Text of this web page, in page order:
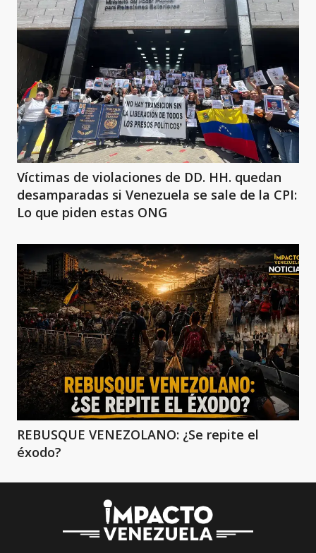
Víctimas de violaciones de DD. HH. quedan
desamparadas si Venezuela se sale de la CPI:
Lo que piden estas ONG
REBUSQUE VENEZOLANO: ¿Se repite el
éxodo?